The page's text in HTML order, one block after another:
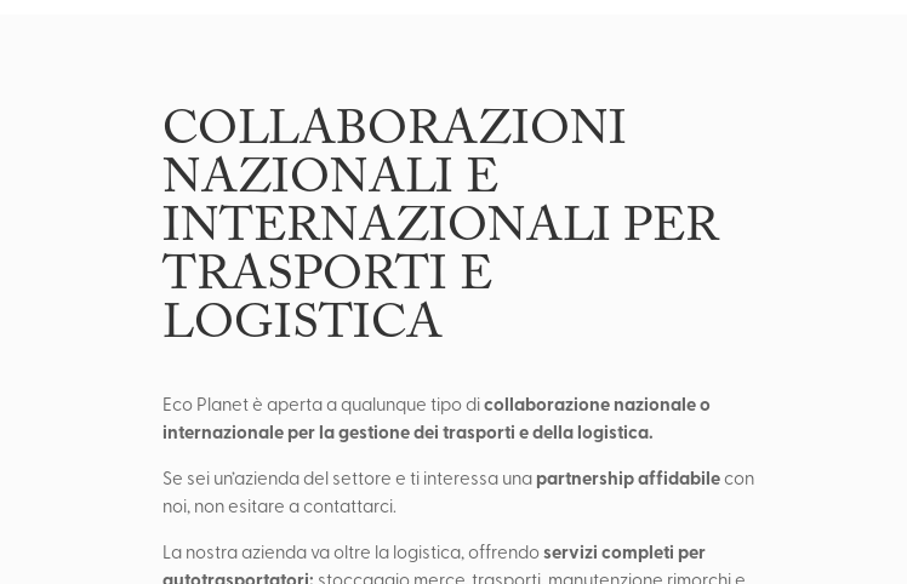
COLLABORAZIONI
NAZIONALI E
INTERNAZIONALI PER
TRASPORTI E
LOGISTICA
Eco Planet è aperta a qualunque tipo dicollaborazione nazionale o
internazionaleper la gestione dei trasporti e della logistica.
Se sei un’azienda del settore e ti interessa una partnership affidabilecon
noi, non esitare a contattarci.
La nostra azienda va oltre la logistica, offrendoservizi completi per
stoccaggio merce, trasporti, manutenzione rimorchi e